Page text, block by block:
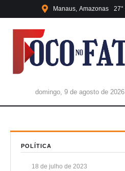
Manaus Amazonas 27
domingo, 9 de agosto de 2026
POLÍTICA
18 de julho de 2023